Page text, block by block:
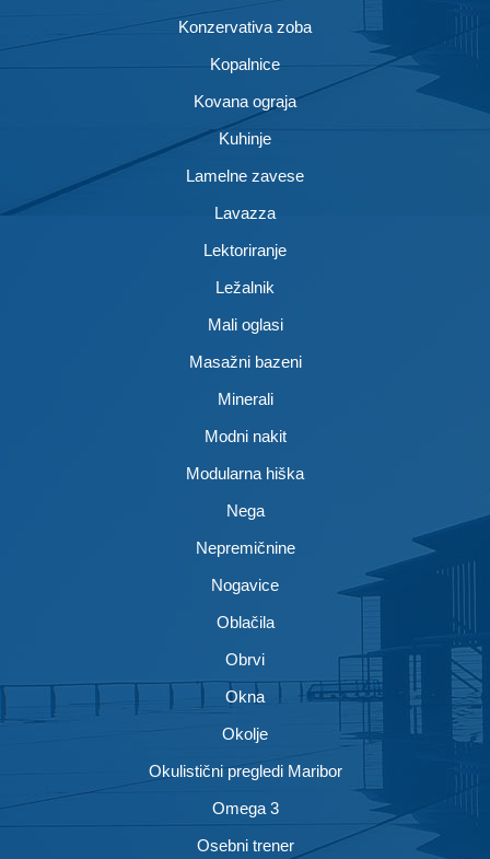
Konzervativa zoba
Kopalnice
Kovana ograja
Kuhinje
Lamelne zavese
Lavazza
Lektoriranje
Ležalnik
Mali oglasi
Masažni bazeni
Minerali
Modni nakit
Modularna hiška
Nega
Nepremičnine
Nogavice
Oblačila
Obrvi
Okna
Okolje
Okulistični pregledi Maribor
Omega 3
Osebni trener